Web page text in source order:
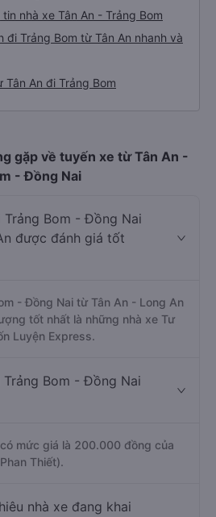
nhà xe Tân An - Trảng Bom
đi Trảng Bom từ Tân An nhanh và
An đi Trảng Bom
gặp về tuyến xe từ Tân An -
- Đồng Nai
Trảng Bom - Đồng Nai
được đánh giá tốt
- Đồng Nai từ Tân An - Long An
tốt nhất là những nhà xe Tư
Luyện Express.
Trảng Bom - Đồng Nai
mức giá là 200.000 đồng của
Thiết).
nhà xe đang khai